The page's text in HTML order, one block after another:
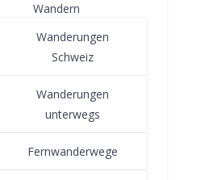
Wandern
Wanderungen
Schweiz
Wanderungen
unterwegs
Fernwanderwege